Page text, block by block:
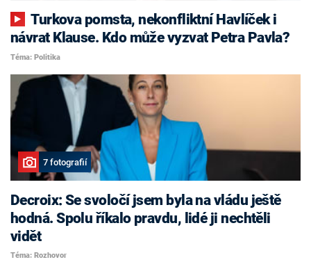
Turkova pomsta, nekonfliktní Havlíček i
návrat Klause. Kdo může vyzvat Petra Pavla?
Téma: Politika
7 fotografií
Decroix: Se svoločí jsem byla na vládu ještě
hodná. Spolu říkalo pravdu, lidé ji nechtěli
vidět
Téma: Rozhovor